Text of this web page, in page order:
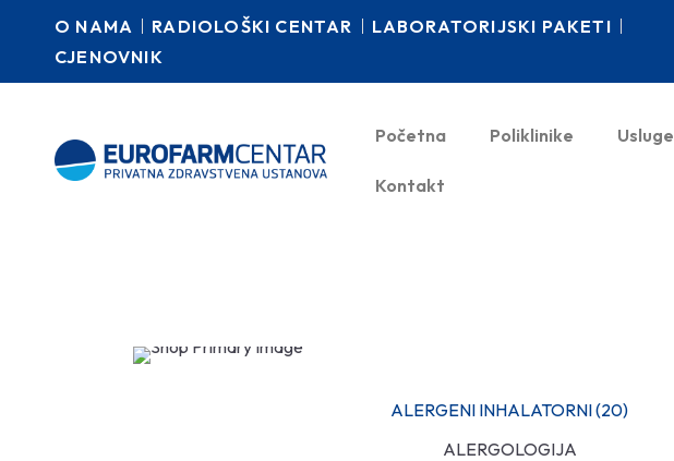
O NAMA RADIOLOŠKI CENTAR
LABORATORIJSKI PAKETI
CJENOVNIK
Početna Poliklinike Usluge
Kontakt
ALERGENI INHALATORNI (20)
ALERGOLOGIJA